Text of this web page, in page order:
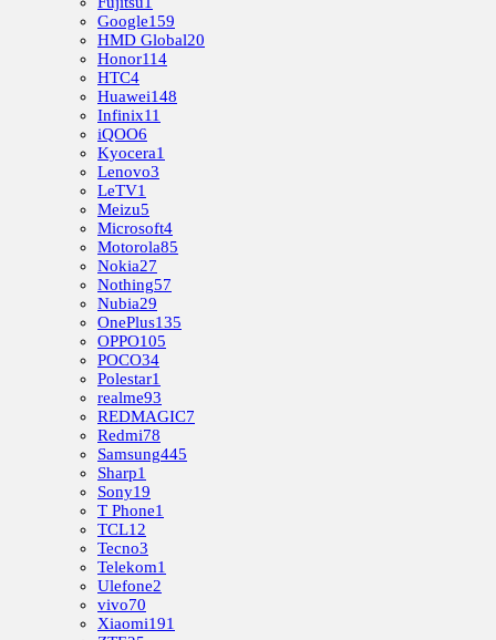
Google159
HMD Global20
Honor114
HTC4
Huawei148
Infinix11
iQOO6
Kyocera1
Lenovo3
LeTV1
Meizu5
Microsoft4
Motorola85
Nokia27
Nothing57
Nubia29
OnePlus135
OPPO105
POCO34
Polestar1
realme93
REDMAGIC7
Redmi78
Samsung445
Sharp1
Sony19
T Phone1
TCL12
Tecno3
Telekom1
Ulefone2
vivo70
Xiaomi191